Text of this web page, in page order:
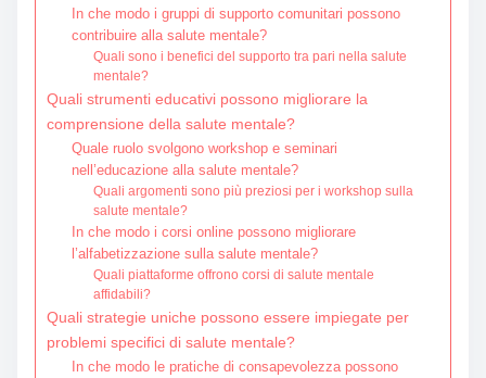
In che modo i gruppi di supporto comunitari possono
contribuire alla salute mentale?
Quali sono i benefici del supporto tra pari nella salute
mentale?
Quali strumenti educativi possono migliorare la
comprensione della salute mentale?
Quale ruolo svolgono workshop e seminari
nell’educazione alla salute mentale?
Quali argomenti sono più preziosi per i workshop sulla
salute mentale?
In che modo i corsi online possono migliorare
l’alfabetizzazione sulla salute mentale?
Quali piattaforme offrono corsi di salute mentale
affidabili?
Quali strategie uniche possono essere impiegate per
problemi specifici di salute mentale?
In che modo le pratiche di consapevolezza possono